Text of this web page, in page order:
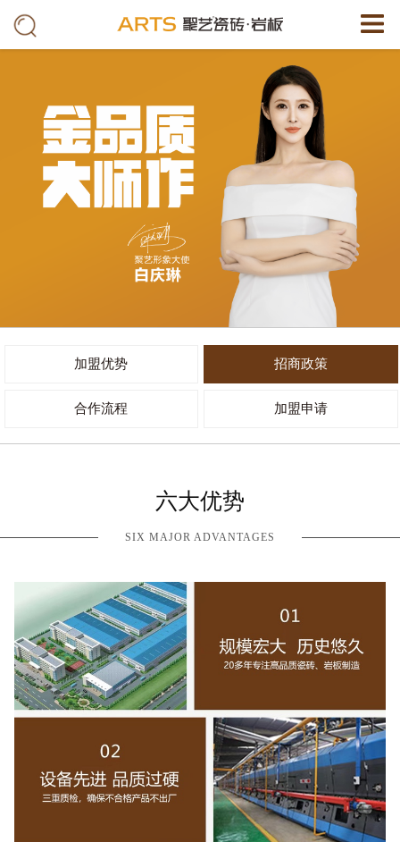
加盟优势 招商政策
合作流程 加盟申请
六大优势
SIX MAJOR ADVANTAGES